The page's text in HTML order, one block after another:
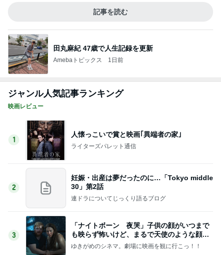
記事を読む
田丸麻紀 47歳で人生記録を更新
Amebaトピックス 1日前
ジャンル人気記事ランキング
映画レビュー
1
人懐っこいで賞と映画｢異端者の家｣
ライターズパレット通信
2
妊娠・出産は夢だったのに…「Tokyo middle
30」第2話
連ドラについてじっくり語るブログ
3
「ナイトボーン 夜哭」子供の顔がいつまで
も映らず怖いけど、まるで天使のような顔の
赤ちゃんでした。
ゆきがめのシネマ。劇場に映画を観に行こっ！！